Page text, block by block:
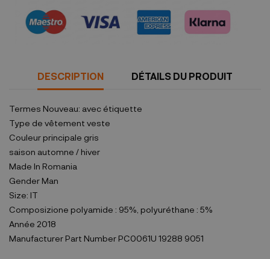
(à modifier dans le module "Réassurance")
DESCRIPTION DÉTAILS DU PRODUIT
Termes Nouveau: avec étiquette
Type de vêtement veste
Couleur principale gris
saison automne / hiver
Made In Romania
Gender Man
Size: IT
Composizione polyamide : 95%, polyuréthane : 5%
Année 2018
Manufacturer Part Number PC0061U 19288 9051